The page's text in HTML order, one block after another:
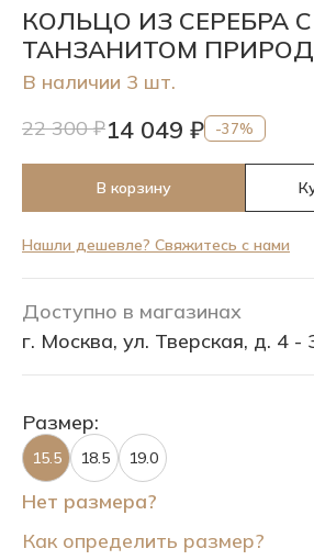
КОЛЬЦО ИЗ СЕРЕБРА С
ТАНЗАНИТОМ
В наличии 3 шт.
22 300 ₽14 049 ₽ -37%
В корзину
Нашли дешевле? Свяжитесь с нами
Доступно в магазинах
г. Москва, ул. Тверская, д. 4 -
Размер:
15.5 18.5 19.0
Нет размера?
Как определить размер?